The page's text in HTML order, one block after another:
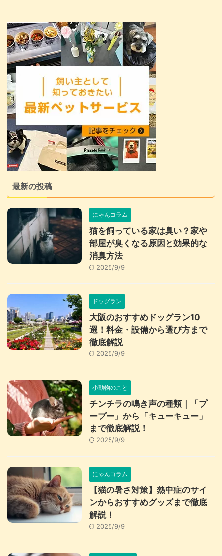
最新の投稿
にゃんコラム
猫を飼っている家は臭い？家や
部屋が臭くなる原因と効果的な
消臭方法
2025/9/9
ドッグラン
大阪のおすすめドッグラン10
選！料金・設備から選び方まで
徹底解説
2025/9/9
小動物のこと
チンチラの鳴き声の種類｜「プ
ープー」から「キューキュー」
まで徹底解説！
2025/9/9
にゃんコラム
【猫の暑さ対策】熱中症のサイ
ンからおすすめグッズまで徹底
解説！
2025/9/9